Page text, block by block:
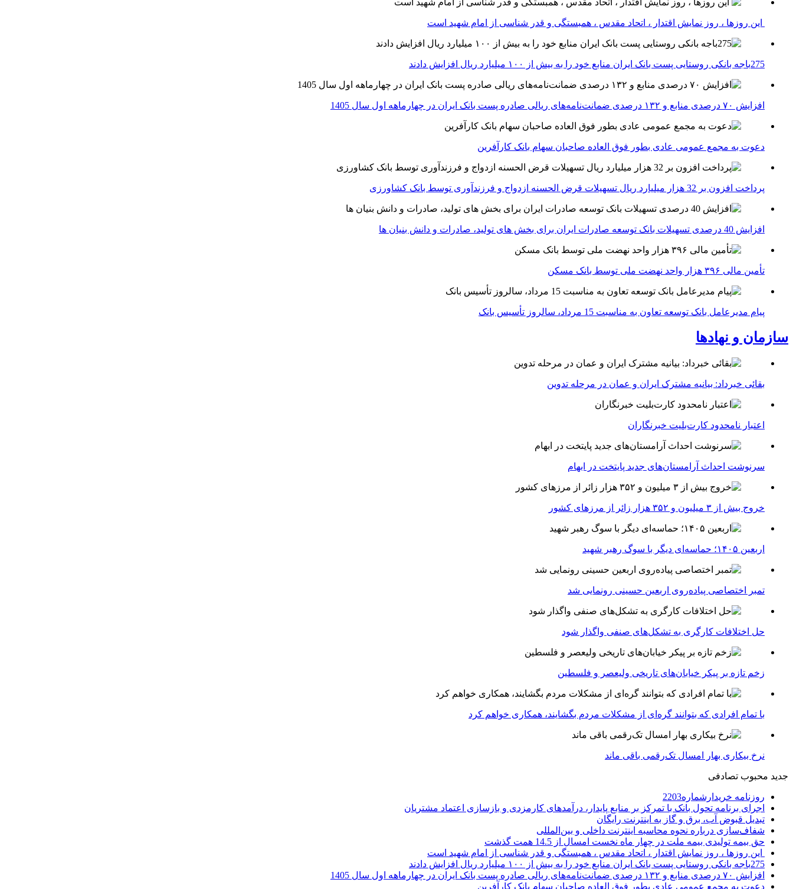
این روزها ، روز نمایش اقتدار ، اتحاد مقدس ، همبستگی و قدر شناسی از امام شهید است
275باجه بانکی روستایی پست بانک ایران منابع خود را به بیش از ۱۰۰ میلیارد ریال افزایش دادند
افزایش ۷۰ درصدی منابع و ۱۳۲ درصدی ضمانت‌نامه‌های ریالی صادره پست بانک ایران در چهارماهه اول سال 1405
دعوت به مجمع عمومی عادی بطور فوق العاده صاحبان سهام بانک کارآفرین
پرداخت افزون بر 32 هزار میلیارد ریال تسهیلات قرض الحسنه ازدواج و فرزندآوری توسط بانک کشاورزی
افزایش 40 درصدی تسهیلات بانک توسعه صادرات ایران برای بخش های تولید، صادرات و دانش بنیان ها
تأمین مالی ۳۹۶ هزار واحد نهضت ملی توسط بانک مسکن
پیام مدیرعامل بانک توسعه تعاون به مناسبت 15 مرداد، سالروز تأسیس بانک
سازمان و نهادها
بقائی خبرداد: بیانیه مشترک ایران و عمان در مرحله تدوین
اعتبار نامحدود کارت‌بلیت خبرنگاران
سرنوشت احداث آرامستان‌های جدید پایتخت در ابهام
خروج بیش از ۳ میلیون و ۳۵۲ هزار زائر از مرزهای کشور
اربعین ۱۴۰۵؛ حماسه‌ای دیگر با سوگ رهبر شهید
تمبر اختصاصی پیاده‌روی اربعین حسینی رونمایی شد
حل اختلافات کارگری به تشکل‌های صنفی واگذار شود
زخم تازه بر پیکر خیابان‌های تاریخی ولیعصر و فلسطین
با تمام افرادی که بتوانند گره‌ای از مشکلات مردم بگشایند، همکاری خواهم کرد
نرخ بیکاری بهار امسال تک‌رقمی باقی ماند
جدید محبوب تصادفی
روزنامه خریدارشماره2203
اجرای برنامه تحول بانک با تمرکز بر منابع پایدار، درآمدهای کارمزدی و بازسازی اعتماد مشتریان
تبدیل قبوض آب، برق و گاز به اینترنت رایگان
شفاف‌سازی درباره نحوه محاسبه اینترنت داخلی و بین‌المللی
حق بیمه تولیدی بیمه ملت در چهار ماه نخست امسال از 14.5 همت گذشت
این روزها ، روز نمایش اقتدار ، اتحاد مقدس ، همبستگی و قدر شناسی از امام شهید است
275باجه بانکی روستایی پست بانک ایران منابع خود را به بیش از ۱۰۰ میلیارد ریال افزایش دادند
افزایش ۷۰ درصدی منابع و ۱۳۲ درصدی ضمانت‌نامه‌های ریالی صادره پست بانک ایران در چهارماهه اول سال 1405
دعوت به مجمع عمومی عادی بطور فوق العاده صاحبان سهام بانک کارآفرین